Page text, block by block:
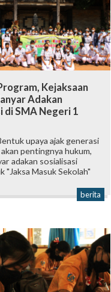
Kejaksaan
Adakan
di SMA Negeri 1
upaya ajak generasi
pentingnya hukum,
adakan sosialisasi
"Jaksa Masuk Sekolah"
berita